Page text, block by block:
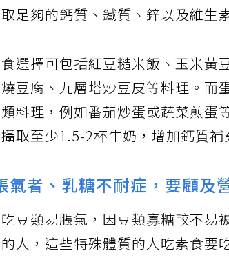
足夠的鈣質、鐵質、鋅以及維生
選擇可包括紅豆糙米飯、玉米黃
豆腐、九層塔炒豆皮等料理。而
料理，例如番茄炒蛋或蔬菜煎蛋
取至少1.5-2杯牛奶，增加鈣質補
氣者、乳糖不耐症，要顧及
豆類易脹氣，因豆類寡糖較不易
的人，這些特殊體質的人吃素食要